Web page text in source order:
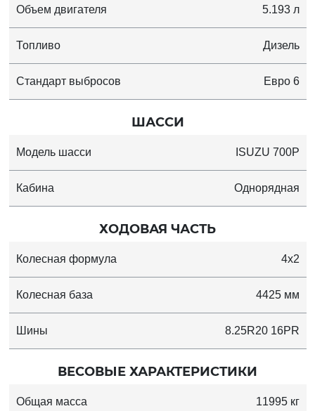
Объем двигателя 5.193 л
Топливо Дизель
Стандарт выбросов Евро 6
ШАССИ
Модель шасси ISUZU 700P
Кабина Однорядная
ХОДОВАЯ ЧАСТЬ
Колесная формула 4x2
Колесная база 4425 мм
Шины 8.25R20 16PR
ВЕСОВЫЕ ХАРАКТЕРИСТИКИ
Общая масса 11995 кг